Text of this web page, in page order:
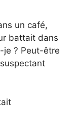
un café,
battait dans
je ? Peut-être